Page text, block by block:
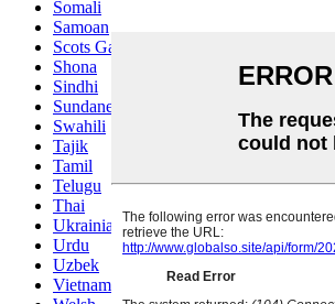
Somali
Samoan
Scots Gaelic
Shona
Sindhi
Sundanese
Swahili
Tajik
Tamil
Telugu
Thai
Ukrainian
Urdu
Uzbek
Vietnamese